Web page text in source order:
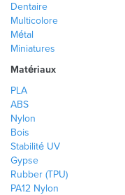
Dentaire
Multicolore
Métal
Miniatures
Matériaux
PLA
ABS
Nylon
Bois
Stabilité UV
Gypse
Rubber (TPU)
PA12 Nylon